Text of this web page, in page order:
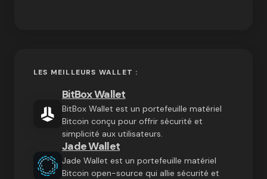
LES MEILLEURS WALLET :
BitBox Wallet
BitBox Wallet est un portefeuille matériel
Bitcoin conçu pour offrir sécurité et
simplicité aux utilisateurs.
Jade Wallet
Jade Wallet est un portefeuille matériel
Bitcoin open-source qui allie sécurité et